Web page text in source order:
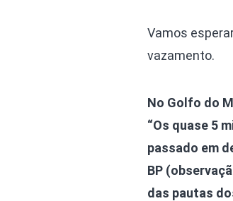
Vamos
vazamento.
No Golfo do
“Os quase 5
passado em
BP
das pautas